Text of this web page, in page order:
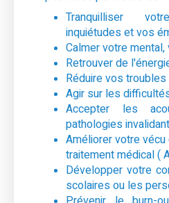
Tranquilliser
inquiétudes et vos
Calmer votre
Retrouver de
Réduire vos
Agir sur les
Accepter les
pathologies
Améliorer votre vécu
traitement médical (
Développer votre
scolaires ou les